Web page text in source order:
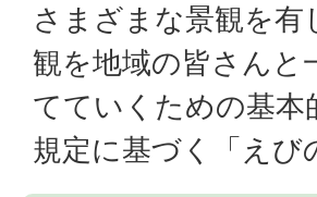
さまざまな景観を
観を地域の皆さんと
てていくための基本
規定に基づく「えび